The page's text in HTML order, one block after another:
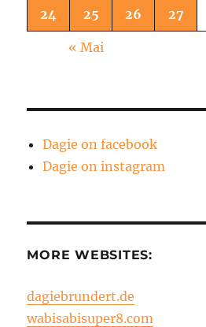
24 25 26 27
« Mai
Dagie on facebook
Dagie on instagram
MORE WEBSITES:
dagiebrundert.de
wabisabisuper8.com